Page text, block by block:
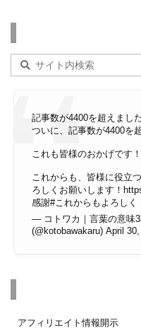
記事数が4400を超えまし
ついに、記事数が4400を
これも皆様のおかげです
これからも、皆様に役立
ろしくお願いします！
感謝#これからもよろしく
— コトワカ｜言葉の意味3
(@kotobawakaru) April
アフィリエイト情報開示